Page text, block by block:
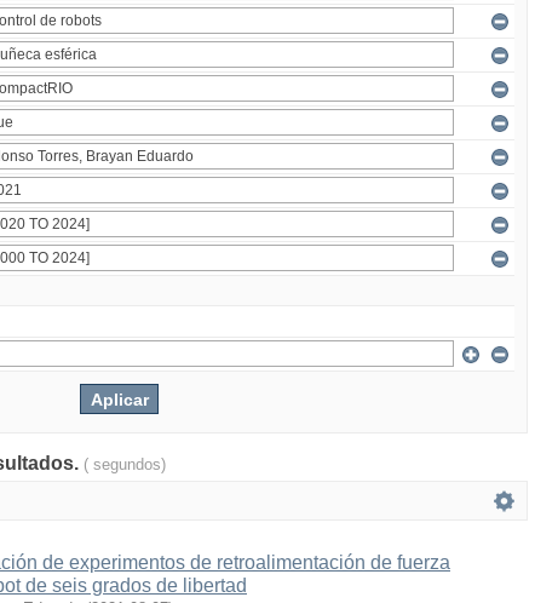
( segundos)
de experimentos de retroalimentación de fuerza
de seis grados de libertad